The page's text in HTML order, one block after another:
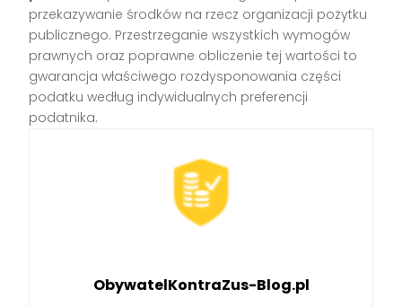
przekazywanie środków na rzecz organizacji pożytku
publicznego. Przestrzeganie wszystkich wymogów
prawnych oraz poprawne obliczenie tej wartości to
gwarancja właściwego rozdysponowania części
podatku według indywidualnych preferencji
podatnika.
ObywatelKontraZus-Blog.pl